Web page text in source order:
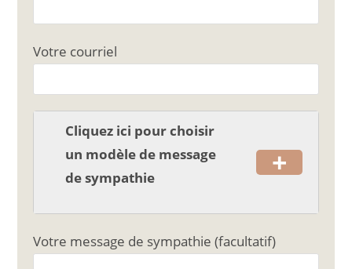
b
o
o
k
er
Votre courriel
Cliquez ici pour choisir
un modèle de message
de sympathie
+
Votre message de sympathie (facultatif)